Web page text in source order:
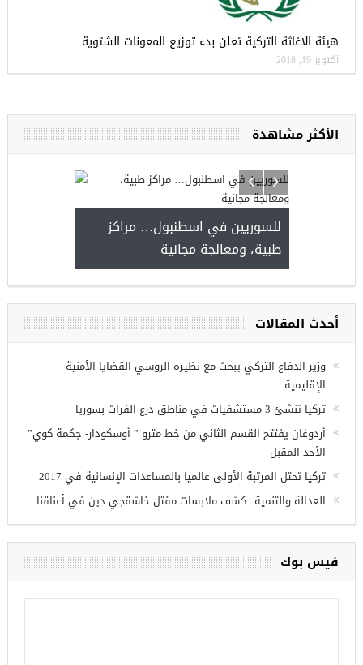
هيئة الاغاثة التركية تعلن بدء توزيع المعونات الشتوية
أكتوبر 19, 2018
الأكثر مشاهدة
للسوريين في اسطنبول… مراكز
طبية، ومعالجة مجانية
في
أحدث المقالات
وزير الدفاع التركي يبحث مع نظيره الروسي القضايا الأمنية
الإقليمية
تركيا تنشئ 3 مستشفيات في مناطق درع الفرات بسوريا
أردوغان يفتتح القسم الثاني من خط مترو ” أوسكودار- جكمة كوي”
الأحد المقبل
تركيا تحتل المرتبة الأولى عالميا بالمساعدات الإنسانية في 2017
العدالة والتنمية.. كشف ملابسات مقتل خاشقجي دين في أعناقنا
فيس بوك